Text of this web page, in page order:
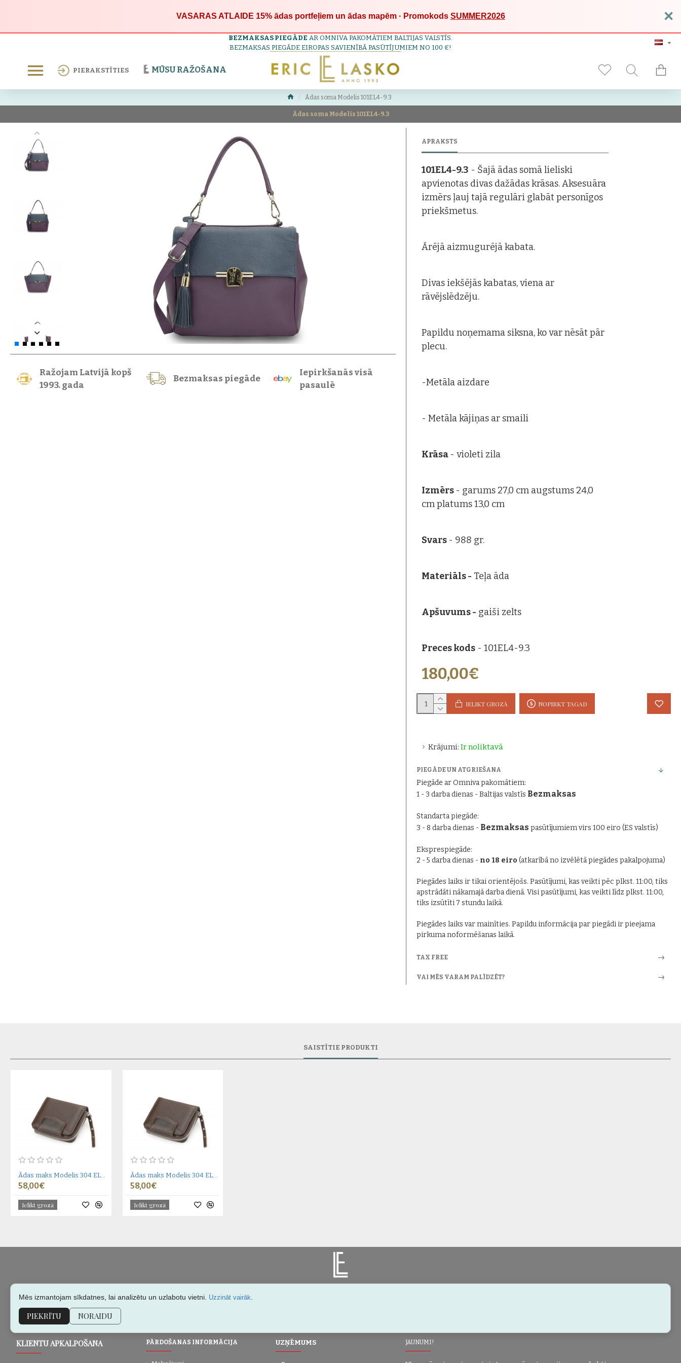
VASARAS ATLAIDE 15%ādas portfeļiem un ādas mapēm · Promokods SUMMER2026 ×
BEZMAKSAS PIEGĀDE AR OMNIVA PAKOMĀTIEM BALTIJAS VALSTĪS.
BEZMAKSAS PIEGĀDE EIROPAS SAVIENĪBĀ PASŪTĪJUMIEM NO 100 €!
PIERAKSTĪTIES MŪSU RAŽOŠANA
Ādas soma Modelis 101EL4-9.3
Ādas soma Modelis 101EL4-9.3
Ražojam Latvijā kopš
1993. gada
Bezmaksas piegāde
Iepirkšanās visā
pasaulē
APRAKSTS
101EL4-9.3 - Šajā ādas somā lieliski
apvienotas divas dažādas krāsas. Aksesuāra
izmērs ļauj tajā regulāri glabāt personīgos
priekšmetus.
Ārējā aizmugurējā kabata.
Divas iekšējās kabatas, viena ar
rāvējslēdzēju.
Papildu noņemama siksna, ko var nēsāt pār
plecu.
-Metāla aizdare
- Metāla kājiņas ar smaili
Krāsa - violeti zila
Izmērs - garums 27,0 cm augstums 24,0
cm platums 13,0 cm
Svars - 988 gr.
Materiāls - Teļa āda
Apšuvums - gaiši zelts
Preces kods - 101EL4-9.3
Krājumi: Ir noliktavā
180,00€
IELIKT GROZĀ NOPIRKT TAGAD
PIEGĀDE UN ATGRIEŠANA
Piegāde ar Omniva pakomātiem:
1 - 3 darba dienas - Baltijas valstīs Bezmaksas
Standarta piegāde:
3 - 8 darba dienas - Bezmaksas pasūtījumiem virs 100 eiro (ES valstīs)
Eksprespiegāde:
2 - 5 darba dienas - no 18 eiro (atkarībā no izvēlētā piegādes pakalpojuma)
Piegādes laiks ir tikai orientējošs. Pasūtījumi, kas veikti pēc plkst. 11:00, tiks
apstrādāti nākamajā darba dienā. Visi pasūtījumi, kas veikti līdz plkst. 11:00,
tiks izsūtīti 7 stundu laikā.
Piegādes laiks var mainīties. Papildu informācija par piegādi ir pieejama
pirkuma noformēšanas laikā.
TAX FREE
VAI MĒS VARAM PALĪDZĒT?
SAISTĪTIE PRODUKTI
58,00€
Ielikt grozā
Ādas maks Modelis 304 EL-4-2_NIC
58,00€
Ielikt grozā
KLIENTU APKALPOŠANA PĀRDOŠANAS INFORMĀCIJA UZŅĒMUMS JAUNUMI!
Mēs izmantojam sīkdatnes, lai analizētu un uzlabotu vietni. Uzzināt vairāk
PIEKRĪTU NORAIDU